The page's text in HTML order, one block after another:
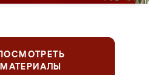
ПОСМОТРЕТЬ
МАТЕРИАЛЫ